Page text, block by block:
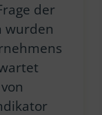
der
wurden